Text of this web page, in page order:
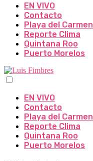
EN VIVO
Contacto
Playa del Carmen
Reporte Clima
Quintana Roo
Puerto Morelos
EN VIVO
Contacto
Playa del Carmen
Reporte Clima
Quintana Roo
Puerto Morelos